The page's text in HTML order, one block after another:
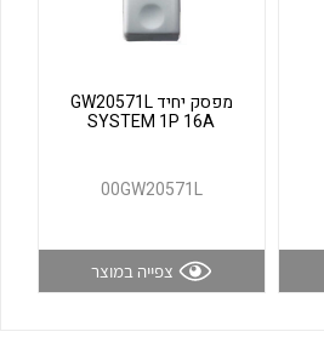
לכל מוצרי היצרן
מפסק יחיד GW20571L
SYSTEM 1P 16A
00GW20571L
צפייה במוצר